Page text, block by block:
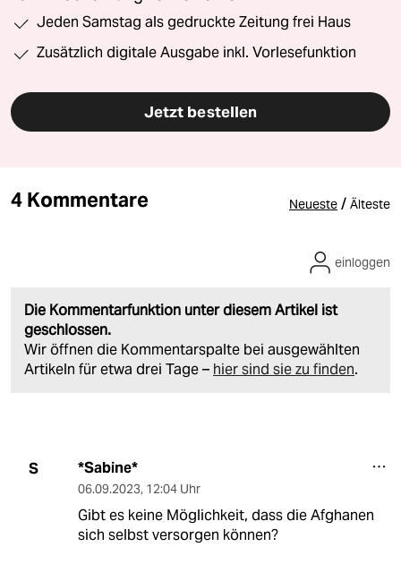
Jeden Samstag als gedruckte Zeitung frei Haus
Zusätzlich digitale Ausgabe inkl. Vorlesefunktion
Jetzt bestellen
4 Kommentare Neueste / Älteste
Die Kommentarfunktion unter diesem Artikel ist
geschlossen.
Wir öffnen die Kommentarspalte bei ausgewählten
Artikeln für etwa drei Tage – hier sind sie zu finden.
einloggen
S *Sabine*
06.09.2023, 12:04 Uhr
Gibt es keine Möglichkeit, dass die Afghanen
sich selbst versorgen können?